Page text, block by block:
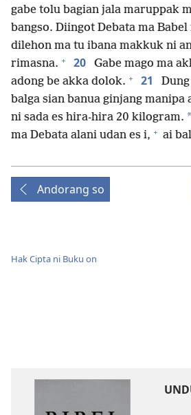
gabe tolu bagian jala maruppak
bangso. Diingot Debata ma Babel
dilehon ma tu ibana makkuk ni
rimasna. + 20
Gabe mago ma
adong be akka dolok. + 21
balga sian banua ginjang manipa
ni sada es hira-hira 20 kilogram. *
ma Debata alani udan es i, + ai
Andorang so
Hak Cipta ni Buku on